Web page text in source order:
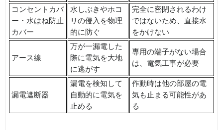
コンセントカバ
ー・水はね防止
カバー
水しぶきやホコ
リの侵入を物理
的に防ぐ
完全に密閉されるわけ
ではないため、直接水
をかけない
アース線
万が一漏電した
際に電気を大地
に逃がす
専用の端子がない場合
は、電気工事が必要
漏電遮断器
漏電を検知して
自動的に電気を
止める
作動時は他の部屋の電
気も止まる可能性があ
る